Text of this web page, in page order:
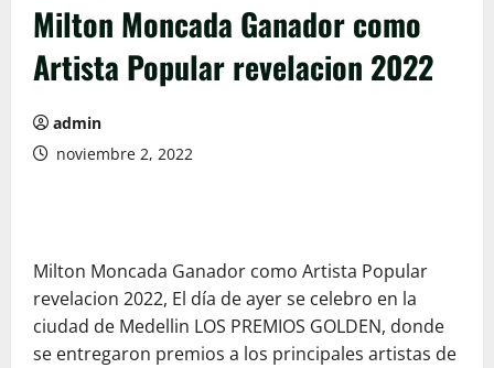
Milton Moncada Ganador como
Artista Popular revelacion 2022
admin
noviembre 2, 2022
Milton Moncada Ganador como Artista Popular
revelacion 2022, El día de ayer se celebro en la
ciudad de Medellin LOS PREMIOS GOLDEN, donde
se entregaron premios a los principales artistas de